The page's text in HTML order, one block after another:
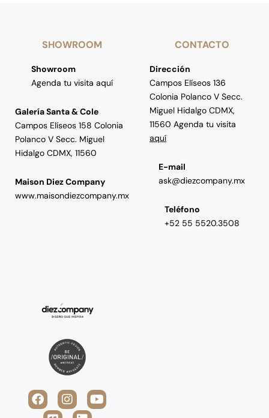
SHOWROOM
Showroom
Agenda tu visita aquí
Galería Santa & Cole
Campos Elíseos 158 Colonia
Polanco V Secc. Miguel
Hidalgo CDMX, 11560
Maison Diez Company
www.maisondiezcompany.mx
CONTACTO
Dirección
Campos Elíseos 136
Colonia Polanco V Secc.
Miguel Hidalgo CDMX,
11560 Agenda tu visita
aquí
E-mail
ask@diezcompany.mx
Teléfono
+52 55 5520.3508
F
a
I
n
Y
o
V
i
L
i